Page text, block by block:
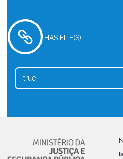
HAS FILE(S)
true